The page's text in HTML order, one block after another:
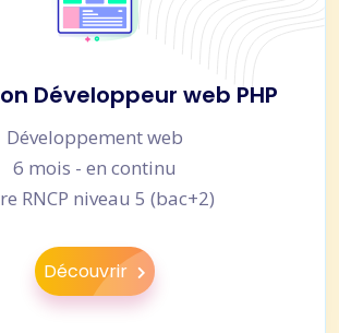
Développeur web PHP
Développement web
6 mois - en continu
RNCP niveau 5 (bac+2)
Découvrir